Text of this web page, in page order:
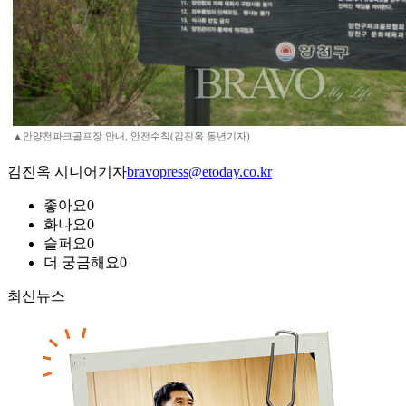
▲안양천파크골프장 안내, 안전수칙(김진옥 동년기자)
김진옥 시니어기자bravopress@etoday.co.kr
좋아요0
화나요0
슬퍼요0
더 궁금해요0
최신뉴스